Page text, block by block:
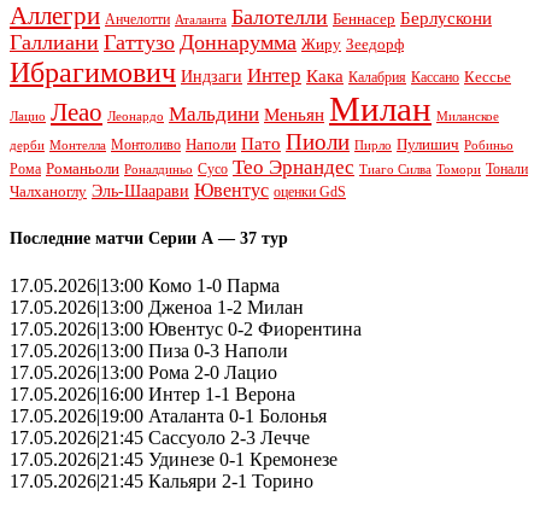
Аллегри Анчелотти Аталанта Балотелли Беннасер Берлускони
Галлиани Гаттузо Доннарумма Жиру Зеедорф
Ибрагимович Индзаги Интер Кака Калабрия Кассано Кессье
Лацио Леао Леонардо Мальдини Меньян Милан Миланское
дерби Монтелла Монтоливо Наполи Пато Пиоли Пирло Пулишич Робиньо
Рома Романьоли Роналдиньо Сусо Тео Эрнандес Тиаго Силва Томори Тонали
Чалханоглу Эль-Шаарави Ювентус оценки GdS
Последние матчи Серии А — 37 тур
17.05.2026|13:00 Комо 1-0 Парма
17.05.2026|13:00 Дженоа 1-2 Милан
17.05.2026|13:00 Ювентус 0-2 Фиорентина
17.05.2026|13:00 Пиза 0-3 Наполи
17.05.2026|13:00 Рома 2-0 Лацио
17.05.2026|16:00 Интер 1-1 Верона
17.05.2026|19:00 Аталанта 0-1 Болонья
17.05.2026|21:45 Сассуоло 2-3 Лечче
17.05.2026|21:45 Удинезе 0-1 Кремонезе
17.05.2026|21:45 Кальяри 2-1 Торино